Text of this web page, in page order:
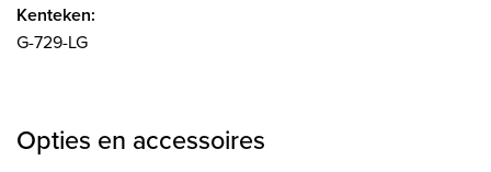
Kenteken:
G-729-LG
Opties en accessoires